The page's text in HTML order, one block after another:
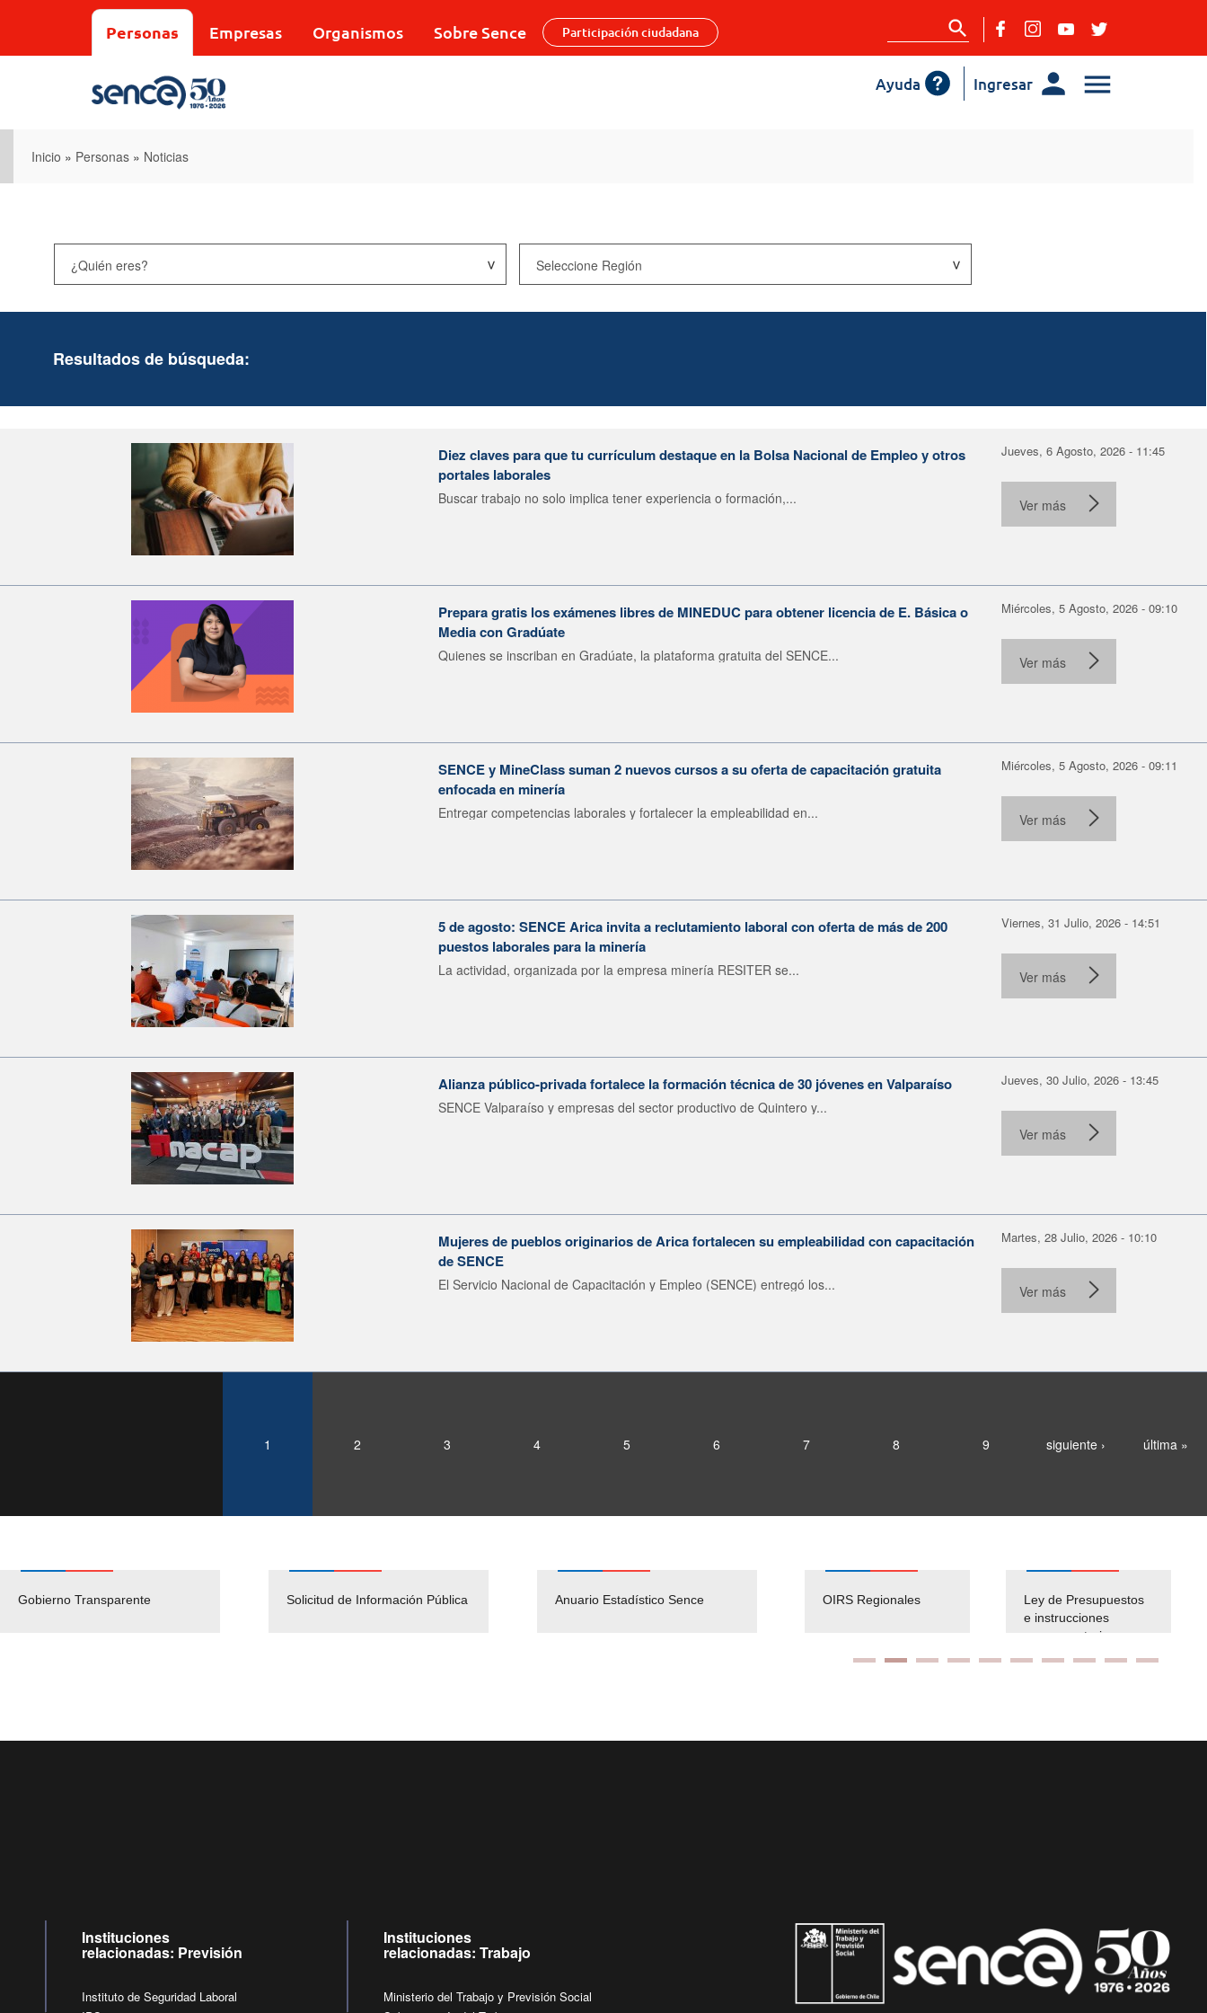
Personas Empresas Organismos Sobre Sence Participación ciudadana
Ingresar
Ayuda
Inicio » Personas » Noticias
Resultados de búsqueda:
Diez claves para que tu currículum destaque en la Bolsa Nacional de Empleo y otros
portales laborales
Buscar trabajo no solo implica tener experiencia o formación,...
Jueves, 6 Agosto, 2026 - 11:45
Ver más
Prepara gratis los exámenes libres de MINEDUC para obtener licencia de E. Básica o
Media con Gradúate
Quienes se inscriban en Gradúate, la plataforma gratuita del SENCE...
Miércoles, 5 Agosto, 2026 - 09:10
Ver más
SENCE y MineClass suman 2 nuevos cursos a su oferta de capacitación gratuita
enfocada en minería
Entregar competencias laborales y fortalecer la empleabilidad en...
Miércoles, 5 Agosto, 2026 - 09:11
Ver más
5 de agosto: SENCE Arica invita a reclutamiento laboral con oferta de más de 200
puestos laborales para la minería
La actividad, organizada por la empresa minería RESITER se...
Viernes, 31 Julio, 2026 - 14:51
Ver más
Alianza público-privada fortalece la formación técnica de 30 jóvenes en Valparaíso
SENCE Valparaíso y empresas del sector productivo de Quintero y...
Jueves, 30 Julio, 2026 - 13:45
Ver más
Mujeres de pueblos originarios de Arica fortalecen su empleabilidad con capacitación
de SENCE
El Servicio Nacional de Capacitación y Empleo (SENCE) entregó los...
Martes, 28 Julio, 2026 - 10:10
Ver más
1 2 3 4 5 6 7 8 9 siguiente › última »
Gobierno Transparente Solicitud de Información Pública Anuario Estadístico Sence
Pago Proveedores
Empleos Públicos
Solicitud Audiencias y
OIRS Regionales
Ley de Presupuestos
e instrucciones
presuspuetarias
Instituciones
relacionadas: Previsión
Instituto de Seguridad Laboral
Instituciones
relacionadas: Trabajo
Ministerio del Trabajo y Previsión Social